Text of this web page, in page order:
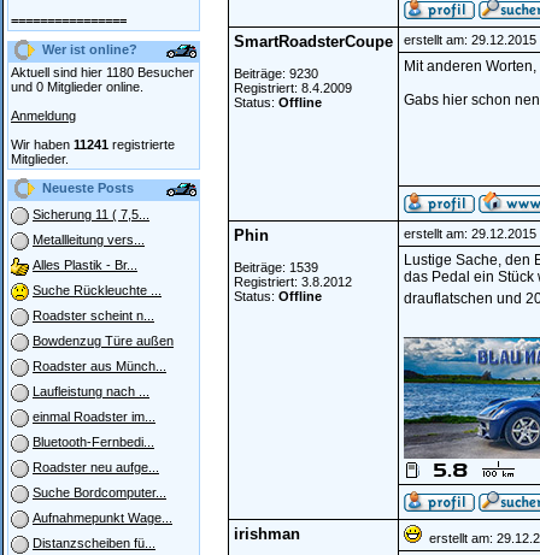
================
Wer ist online?
Aktuell sind hier 1180 Besucher
und 0 Mitglieder online.
Anmeldung
Wir haben 11241 registrierte
Mitglieder.
Neueste Posts
Sicherung 11 ( 7,5...
Metallleitung vers...
Alles Plastik - Br...
Suche Rückleuchte ...
Roadster scheint n...
Bowdenzug Türe außen
Roadster aus Münch...
Laufleistung nach ...
einmal Roadster im...
Bluetooth-Fernbedi...
Roadster neu aufge...
Suche Bordcomputer...
Aufnahmepunkt Wage...
Distanzscheiben fü...
SmartRoadsterCoupe
Beiträge: 9230
Registriert: 8.4.2009
Status: Offline
erstellt am:
Mit anderen
Gabs hier schon
Phin
Beiträge: 1539
Registriert: 3.8.2012
Status: Offline
erstellt am:
Lustige Sache, den
das Pedal ein Stück
drauflatschen und
irishman erstellt am: